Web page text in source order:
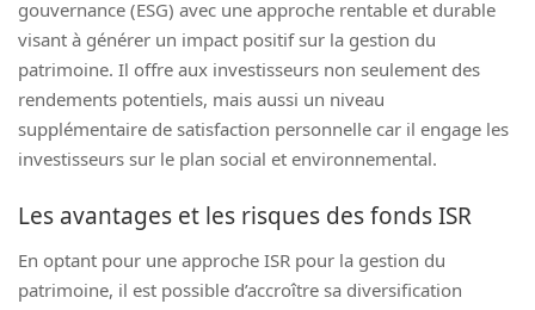
gouvernance (ESG) avec une approche rentable et durable
visant à générer un impact positif sur la gestion du
patrimoine. Il offre aux investisseurs non seulement des
rendements potentiels, mais aussi un niveau
supplémentaire de satisfaction personnelle car il engage les
investisseurs sur le plan social et environnemental.
Les avantages et les risques des fonds ISR
En optant pour une approche ISR pour la gestion du
patrimoine, il est possible d’accroître sa diversification